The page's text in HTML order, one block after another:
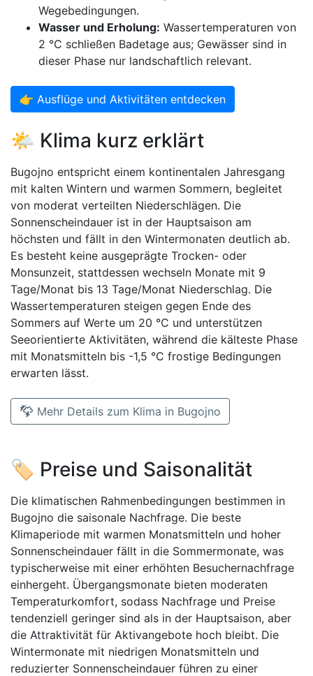
Wegebedingungen.
Wasser und Erholung: Wassertemperaturen von
2 °C schließen Badetage aus; Gewässer sind in
dieser Phase nur landschaftlich relevant.
👉 Ausflüge und Aktivitäten entdecken
🌤️ Klima kurz erklärt
Bugojno entspricht einem kontinentalen Jahresgang
mit kalten Wintern und warmen Sommern, begleitet
von moderat verteilten Niederschlägen. Die
Sonnenscheindauer ist in der Hauptsaison am
höchsten und fällt in den Wintermonaten deutlich ab.
Es besteht keine ausgeprägte Trocken- oder
Monsunzeit, stattdessen wechseln Monate mit 9
Tage/Monat bis 13 Tage/Monat Niederschlag. Die
Wassertemperaturen steigen gegen Ende des
Sommers auf Werte um 20 °C und unterstützen
Seeorientierte Aktivitäten, während die kälteste Phase
mit Monatsmitteln bis -1,5 °C frostige Bedingungen
erwarten lässt.
Mehr Details zum Klima in Bugojno
🏷️ Preise und Saisonalität
Die klimatischen Rahmenbedingungen bestimmen in
Bugojno die saisonale Nachfrage. Die beste
Klimaperiode mit warmen Monatsmitteln und hoher
Sonnenscheindauer fällt in die Sommermonate, was
typischerweise mit einer erhöhten Besuchernachfrage
einhergeht. Übergangsmonate bieten moderaten
Temperaturkomfort, sodass Nachfrage und Preise
tendenziell geringer sind als in der Hauptsaison, aber
die Attraktivität für Aktivangebote hoch bleibt. Die
Wintermonate mit niedrigen Monatsmitteln und
reduzierter Sonnenscheindauer führen zu einer